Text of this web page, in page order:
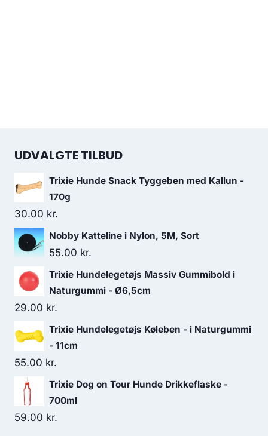
UDVALGTE TILBUD
Trixie Hunde Snack Tyggeben med Kallun -
170g
30.00 kr.
Nobby Katteline i Nylon, 5M, Sort
55.00 kr.
Trixie Hundelegetøjs Massiv Gummibold i
Naturgummi - Ø6,5cm
29.00 kr.
Trixie Hundelegetøjs Køleben - i Naturgummi
- 11cm
55.00 kr.
Trixie Dog on Tour Hunde Drikkeflaske -
700ml
59.00 kr.